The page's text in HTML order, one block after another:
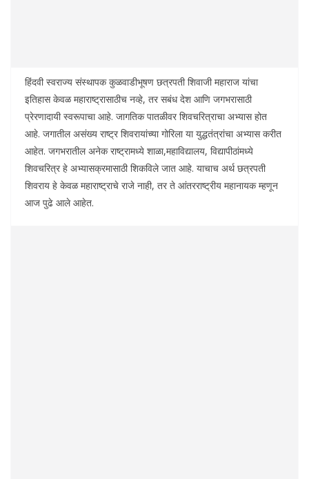
हिंदवी स्वराज्य संस्थापक कुळवाडीभूषण छत्रपती शिवाजी महाराज यांचा
इतिहास केवळ महाराष्ट्रासाठीच नव्हे, तर सबंध देश आणि जगभरासाठी
प्रेरणादायी स्वरूपाचा आहे. जागतिक पातळीवर शिवचरित्राचा अभ्यास होत
आहे. जगातील असंख्य राष्ट्र शिवरायांच्या गोरिला या युद्धतंत्रांचा अभ्यास करीत
आहेत. जगभरातील अनेक राष्ट्रामध्ये शाळा,महाविद्यालय, विद्यापीठांमध्ये
शिवचरित्र हे अभ्यासक्रमासाठी शिकविले जात आहे. याचाच अर्थ छत्रपती
शिवराय हे केवळ महाराष्ट्राचे राजे नाही, तर ते आंतरराष्ट्रीय महानायक म्हणून
आज पुढे आले आहेत.